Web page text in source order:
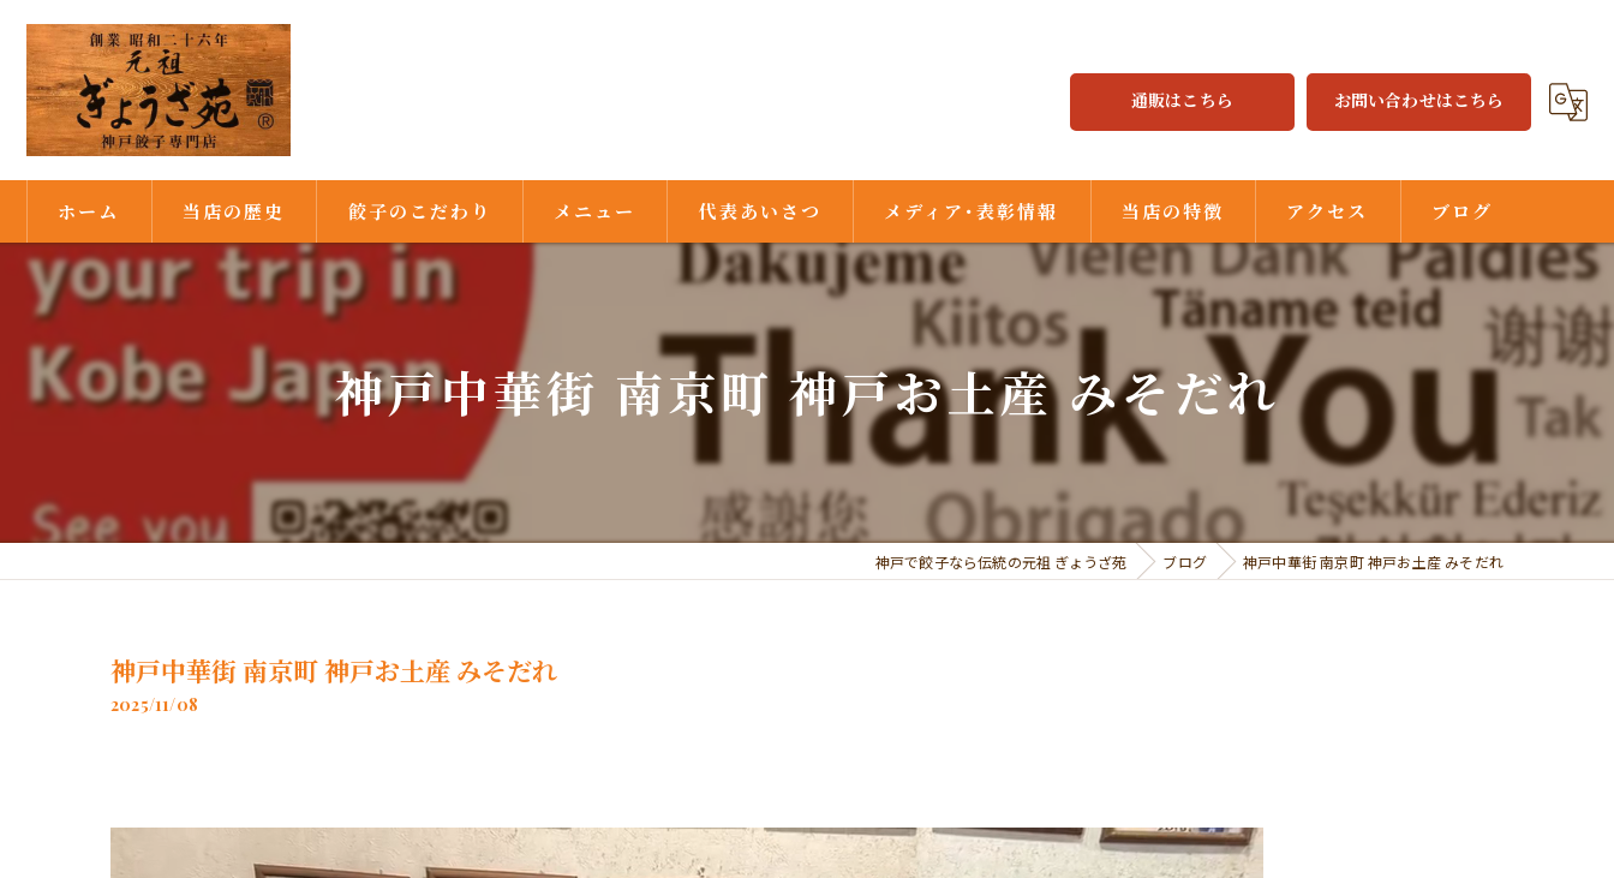
通販はこちら お問い合わせはこちら
ホーム 当店の歴史
満州由来の餃子
焼き餃子発祥の店
秘伝の味噌ダレ
ピーナッツ油で焼き上げ
神戸牛使用の餡
餃子のこだわり メニュー 代表あいさつ メディア･表彰情報 当店の特徴
焼餃子
ジャジャ麺
味噌だれ
中華街
アクセス ブログ
神戸中華街 南京町 神戸お土産 みそだれ
神戸で餃子なら伝統の元祖 ぎょうざ苑 ブログ 神戸中華街 南京町 神戸お土産 みそだれ
神戸中華街 南京町 神戸お土産 みそだれ
2025/11/08